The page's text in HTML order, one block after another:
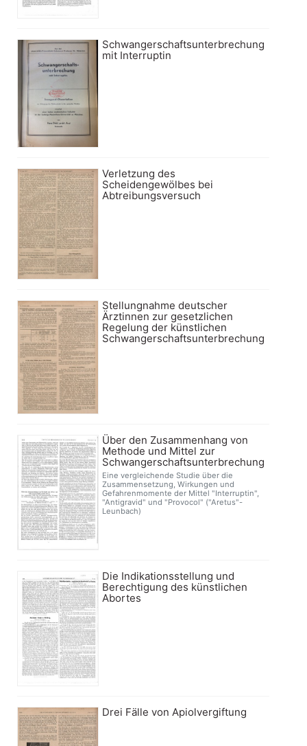
Schwangerschaftsunterbrechung
mit Interruptin
Verletzung des
Scheidengewölbes bei
Abtreibungsversuch
Stellungnahme deutscher
Ärztinnen zur gesetzlichen
Regelung der künstlichen
Schwangerschaftsunterbrechung
Über den Zusammenhang von
Methode und Mittel zur
Schwangerschaftsunterbrechung
Eine vergleichende Studie über die
Zusammensetzung, Wirkungen und
Gefahrenmomente der Mittel "Interruptin",
"Antigravid" und "Provocol" ("Aretus"-
Leunbach)
Die Indikationsstellung und
Berechtigung des künstlichen
Abortes
Drei Fälle von Apiolvergiftung